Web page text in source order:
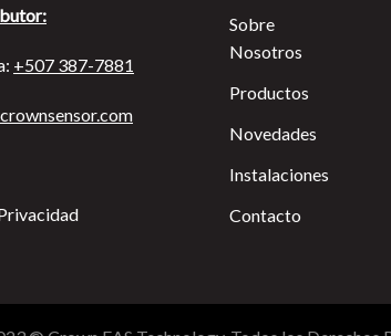
+507 387-7881
Sobre
Nosotros
Productos
Novedades
Instalaciones
Contacto